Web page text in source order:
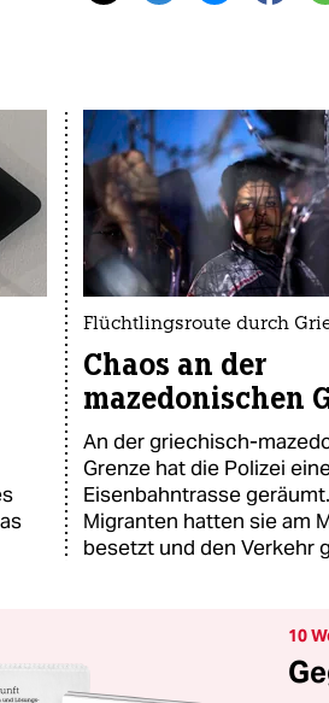
Flüchtlingsroute durch
Chaos an der
mazedonischen
An der griechisch-
Grenze hat die Polizei
Eisenbahntrasse
Migranten hatten sie am
besetzt und den Verkehr
10